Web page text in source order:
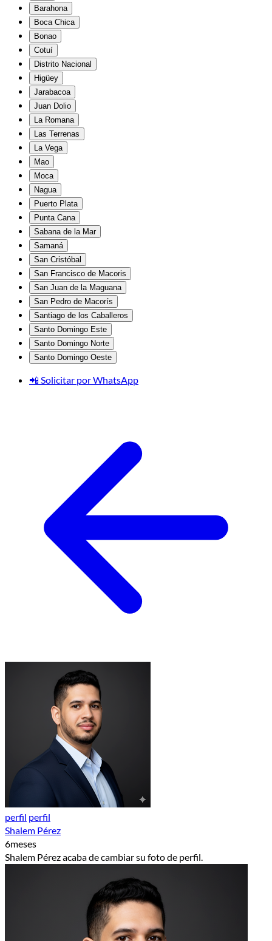
Barahona
Boca Chica
Bonao
Cotuí
Distrito Nacional
Higüey
Jarabacoa
Juan Dolio
La Romana
Las Terrenas
La Vega
Mao
Moca
Nagua
Puerto Plata
Punta Cana
Sabana de la Mar
Samaná
San Cristóbal
San Francisco de Macoris
San Juan de la Maguana
San Pedro de Macorís
Santiago de los Caballeros
Santo Domingo Este
Santo Domingo Norte
Santo Domingo Oeste
📲 Solicitar por WhatsApp
perfil perfil
Shalem Pérez
6meses
Shalem Pérez acaba de cambiar su foto de perfil.